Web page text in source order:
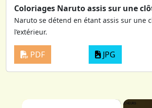
Coloriages Naruto assis sur une
Naruto se détend en étant assis sur une
l’extérieur.
PDF JPG
×